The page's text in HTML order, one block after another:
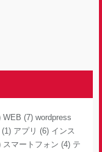
WEB (7) wordpress
(1) アプリ (6) インス
スマートフォン (4) テ